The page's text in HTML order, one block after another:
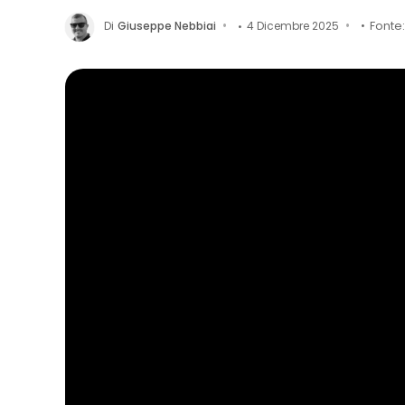
Di Giuseppe Nebbiai 4 Dicembre 2025 Fonte: